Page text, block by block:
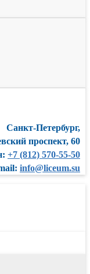
Санкт-Петербург,
проспект, 60
+7 (812) 570-55-50
info@liceum.su